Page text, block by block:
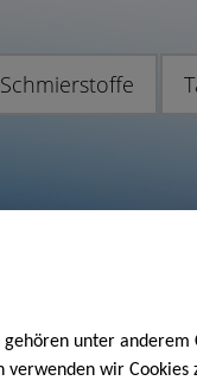
unter anderem
wir Cookies
Schmierstoffe